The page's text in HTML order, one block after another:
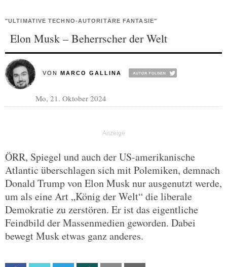
"ULTIMATIVE TECHNO-AUTORITÄRE FANTASIE"
Elon Musk – Beherrscher der Welt
VON MARCO GALLINA
Mo, 21. Oktober 2024
ÖRR, Spiegel und auch der US-amerikanische
Atlantic überschlagen sich mit Polemiken, demnach
Donald Trump von Elon Musk nur ausgenutzt werde,
um als eine Art „König der Welt“ die liberale
Demokratie zu zerstören. Er ist das eigentliche
Feindbild der Massenmedien geworden. Dabei
bewegt Musk etwas ganz anderes.